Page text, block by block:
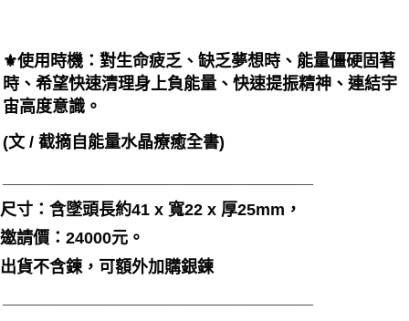
⚜️使用時機：對生命疲乏、缺乏夢想時、能量僵硬固著
時、希望快速清理身上負能量、快速提振精神、連結宇
宙高度意識。
(文 / 截摘自能量水晶療癒全書)
尺寸：含墜頭長約41 x 寬22 x 厚25mm，
邀請價：24000元。
出貨不含鍊，可額外加購銀鍊